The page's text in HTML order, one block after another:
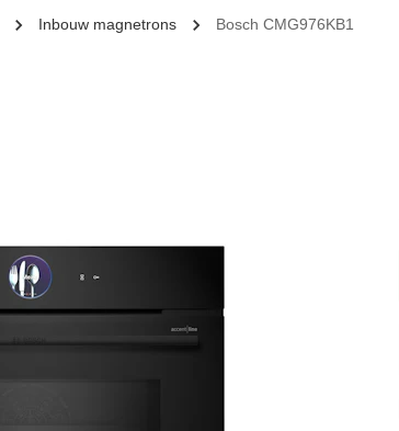
Inbouw magnetrons Bosch CMG976KB1